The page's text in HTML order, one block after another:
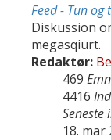
Feed - Tun og
Diskussion
megasqiurt.
Redaktør:
469
4416
18. mar